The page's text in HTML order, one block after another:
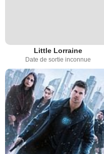
Little Lorraine
Date de sortie inconnue